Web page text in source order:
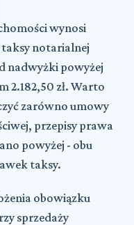
wynosi
taksy notarialnej
nadwyżki powyżej
2.182,50 zł. Warto
zarówno umowy
przepisy prawa
powyżej - obu
taksy.
obowiązku
sprzedaży